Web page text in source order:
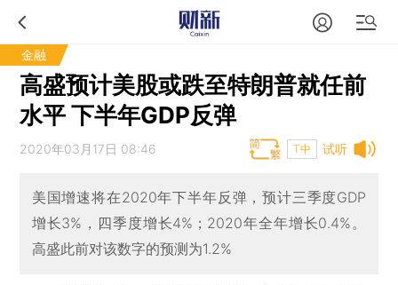
金融
高盛预计美股或跌至特朗普就任前
水平 下半年GDP反弹
试听
2020年03月17日 08:46 T中
美国增速将在2020年下半年反弹，预计三季度GDP
增长3%，四季度增长4%；2020年全年增长0.4%。
高盛此前对该数字的预测为1.2%